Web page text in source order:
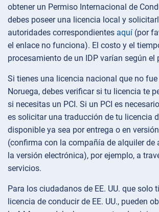
obtener un Permiso Internacional de
debes poseer una licencia local y
autoridades correspondientes aquí (por
el enlace no funciona). El costo y el
procesamiento de un IDP varían según el
Si tienes una licencia nacional que no
Noruega, debes verificar si tu licencia te
si necesitas un PCI. Si un PCI es
es solicitar una traducción de tu licencia
disponible ya sea por entrega o en
(confirma con la compañía de alquiler de
la versión electrónica), por ejemplo, a
servicios.
Para los ciudadanos de EE. UU. que solo
licencia de conducir de EE. UU., pueden